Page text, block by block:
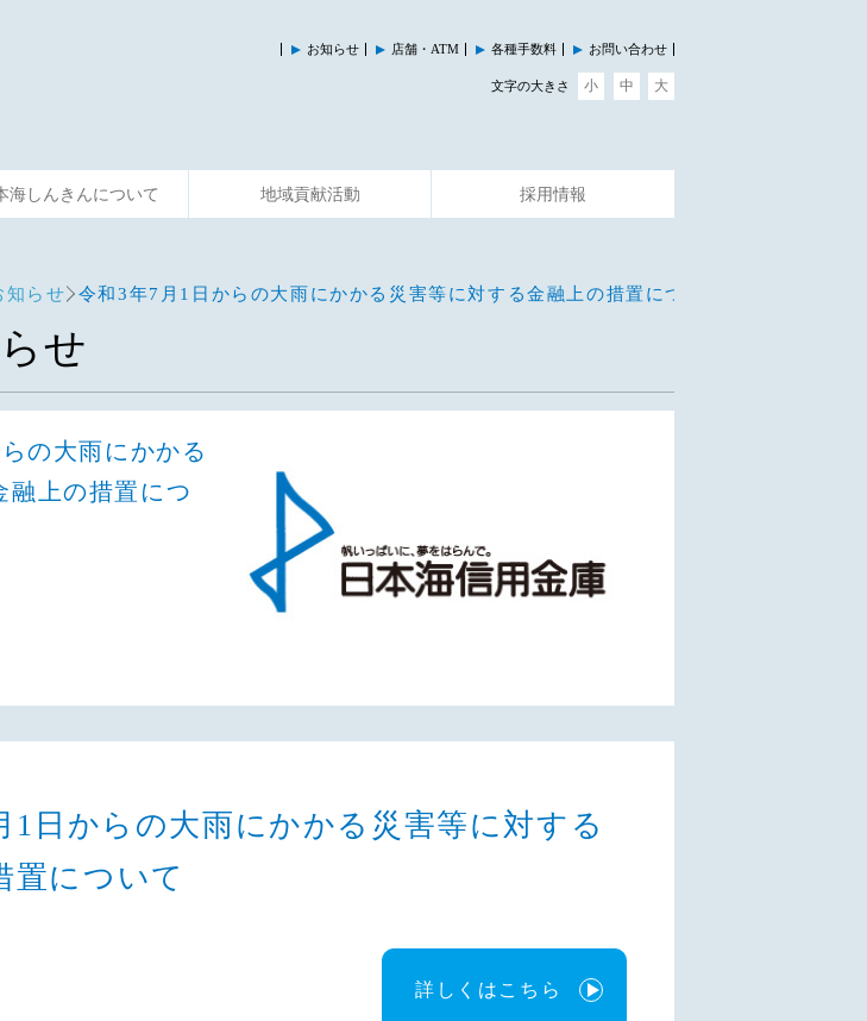
お知らせ 店舗・ATM 各種手数料 お問い合わせ
文字の大きさ 小 中 大
海しんきんについて 地域貢献活動 採用情報
知らせ 令和3年7月1日からの大雨にかかる災害等に対する金融上の措置について
せ
の大雨にかかる
融上の措置につ
1日からの大雨にかかる災害等に対する
置について
詳しくはこちら